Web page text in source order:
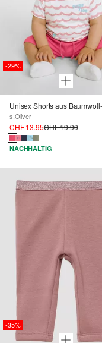
-29%
s.Oliver
CHF 13.95CHF 19.90
NACHHALTIG
-35%